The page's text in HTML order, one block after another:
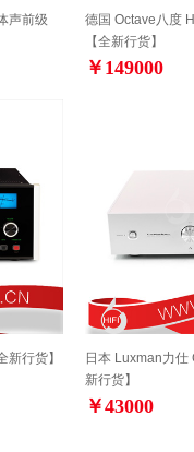
声前级
德国 Octave八度
【全新行货】
￥149000
新行货】
日本 Luxman力仕
新行货】
￥43000